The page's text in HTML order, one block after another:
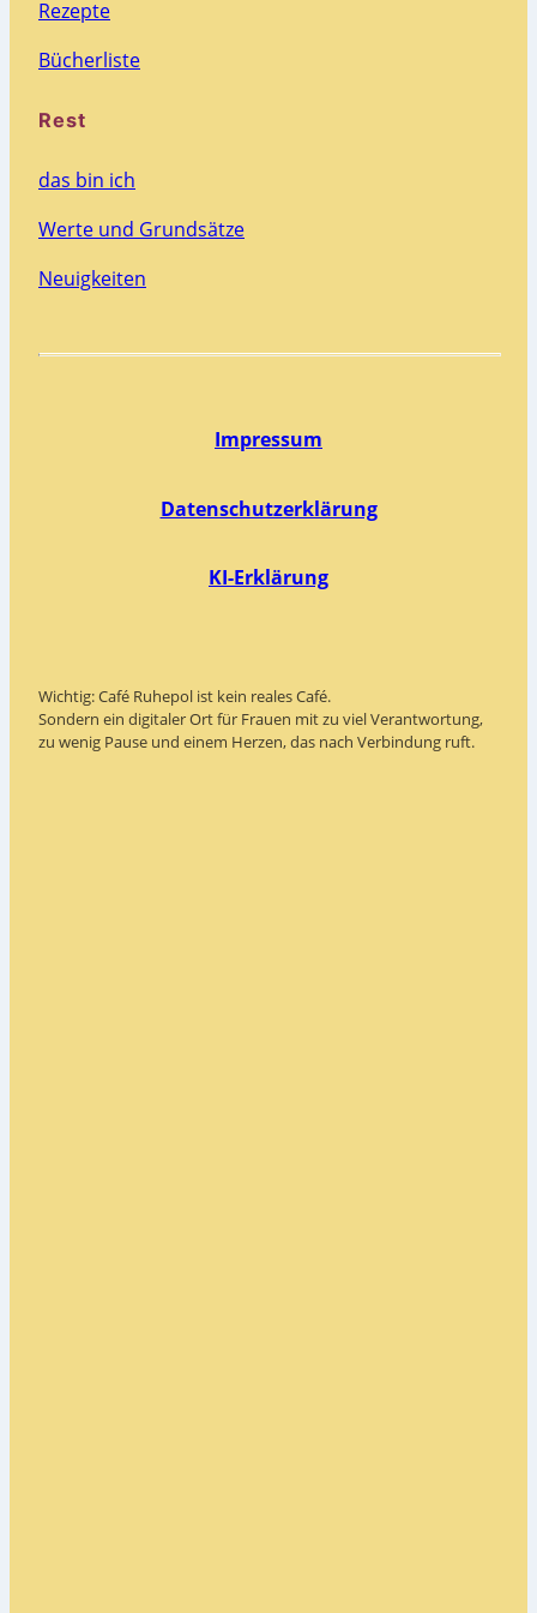
Rezepte
Bücherliste
Rest
das bin ich
Werte und Grundsätze
Neuigkeiten
Impressum
Datenschutzerklärung
KI-Erklärung
Wichtig: Café Ruhepol ist kein reales Café.
Sondern ein digitaler Ort für Frauen mit zu viel Verantwortung,
zu wenig Pause und einem Herzen, das nach Verbindung ruft.